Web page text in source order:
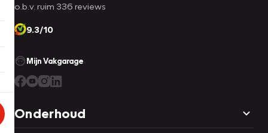
o.b.v. ruim 336 reviews
9.3/10
Mijn Vakgarage
Onderhoud